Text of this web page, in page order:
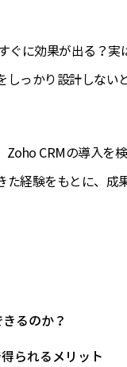
ぐに効果が出る？実
しっかり設計しな
Zoho CRMの導入を
た経験をもとに、成
るのか？
られるメリット